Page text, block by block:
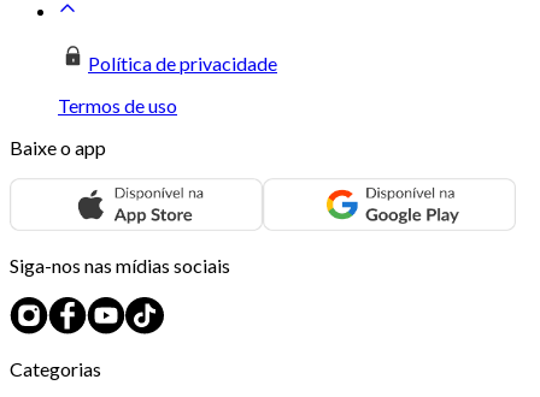
Política de privacidade
Termos de uso
Baixe o app
Siga-nos nas mídias sociais
Categorias